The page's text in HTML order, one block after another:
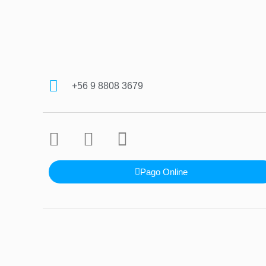
+56 9 8808 3679
Pago Online